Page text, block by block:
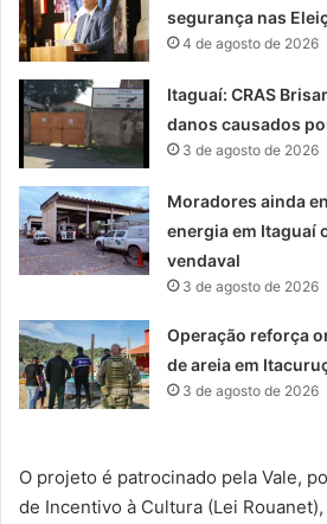
segurança nas
4 de agosto de 2026
Itaguaí: CRAS
danos causados
3 de agosto de 2026
Moradores ainda
energia em Itaguaí
vendaval
3 de agosto de 2026
Operação reforça
de areia em
3 de agosto de 2026
O projeto é patrocinado pela Vale,
de Incentivo à Cultura (Lei